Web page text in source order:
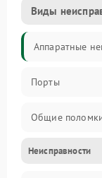
Виды
Аппаратные
Порты
Общие
Устройства
Неисправности